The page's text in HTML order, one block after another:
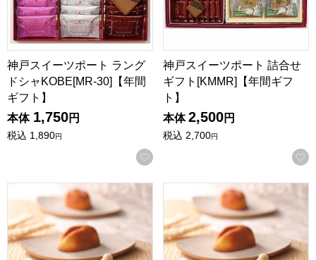
神戸スイーツポート ラング
ドシャKOBE[MR-30]【年間
ギフト】
本体 1,750円
税込 1,890円
お気に入りに登録する
神戸スイーツポート 詰合せ
ギフト[KMMR]【年間ギフ
ト】
本体 2,500円
税込 2,700円
寿製菓 白ウサギフィナンシェ 8個入【年間ギフト】
寿製菓 白ウサギフィナンシ